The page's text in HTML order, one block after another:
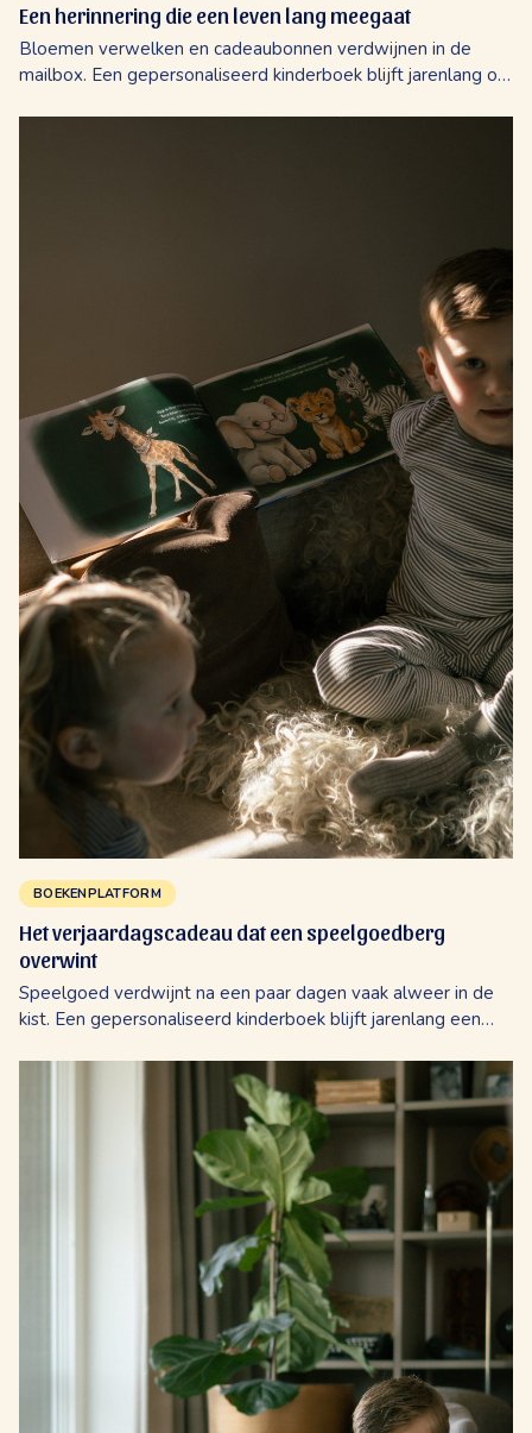
Een herinnering die een leven lang meegaat
Bloemen verwelken en cadeaubonnen verdwijnen in de
mailbox. Een gepersonaliseerd kinderboek blijft jarenlang op
BOEKENPLATFORM
Het verjaardagscadeau dat een speelgoedberg
overwint
Speelgoed verdwijnt na een paar dagen vaak alweer in de
kist. Een gepersonaliseerd kinderboek blijft jarenlang een